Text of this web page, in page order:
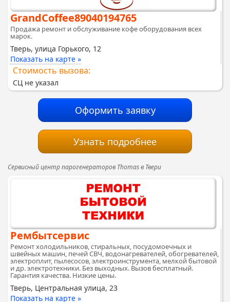
GrandCoffee89040194765
Продажа ремонт и обслуживание кофе оборудования всех
марок.
Тверь, улица Горького, 12
Показать на карте »
Стоимость вызова:
СЦ не указал
Оформить заявку
Узнать подробнее
Сервисный центр парогенераторов Thomas в Твери
Рембытсервис
Ремонт холодильников, стиральных, посудомоечных и
швейных машин, печей СВЧ, водонагревателей, обогревателей,
электроплит, пылесосов, электроинструмента, мелкой бытовой
и др. электротехники. Без выходных. Вызов бесплатный.
Гарантия качества. Низкие цены.
Тверь, Центральная улица, 23
Показать на карте »